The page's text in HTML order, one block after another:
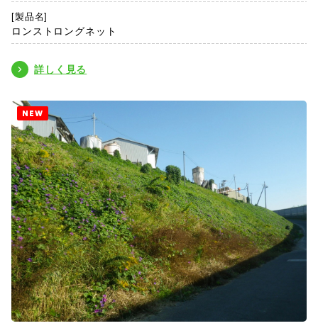
[製品名]
ロンストロングネット
詳しく見る
NEW